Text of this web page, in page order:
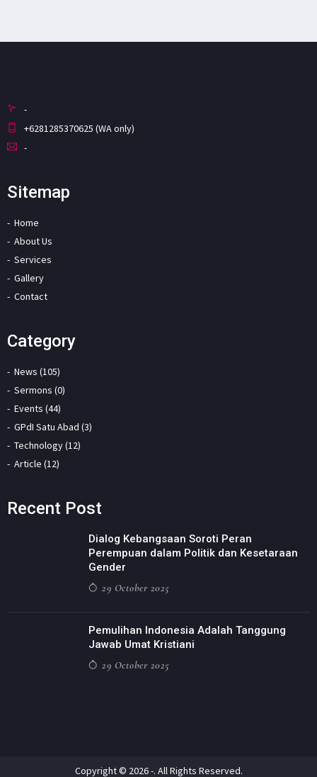
-
+6281285370625 (WA only)
-
Sitemap
Home
About Us
Services
Gallery
Contact
Category
News (105)
Sermons (0)
Events (44)
GPdI Satu Abad (3)
Technology (12)
Article (12)
Recent Post
Dialog Kebangsaan Soroti Peran
Perempuan dalam Politik dan Kesetaraan
Gender
29 October 2025
Pemulihan Indonesia Adalah Tanggung
Jawab Umat Kristiani
29 October 2025
Copyright © 2026 -. All Rights Reserved.